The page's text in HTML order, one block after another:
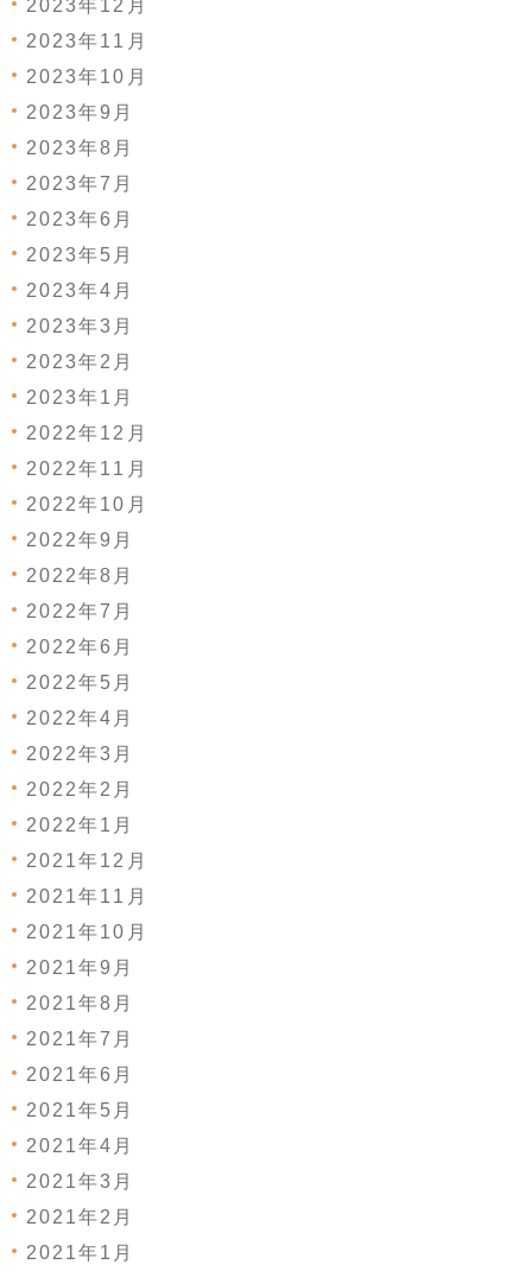
2023年12月
2023年11月
2023年10月
2023年9月
2023年8月
2023年7月
2023年6月
2023年5月
2023年4月
2023年3月
2023年2月
2023年1月
2022年12月
2022年11月
2022年10月
2022年9月
2022年8月
2022年7月
2022年6月
2022年5月
2022年4月
2022年3月
2022年2月
2022年1月
2021年12月
2021年11月
2021年10月
2021年9月
2021年8月
2021年7月
2021年6月
2021年5月
2021年4月
2021年3月
2021年2月
2021年1月